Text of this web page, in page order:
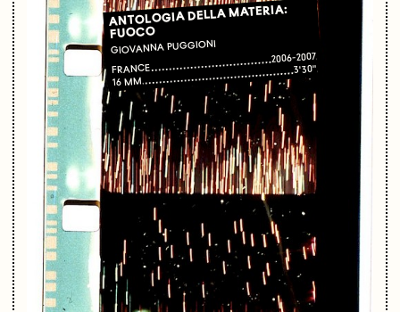
ANTOLOGIA DELLA MATERIA:
FUOCO
GIOVANNA PUGGIONI
FRANCE
2006-2007
16 MM
3'30"